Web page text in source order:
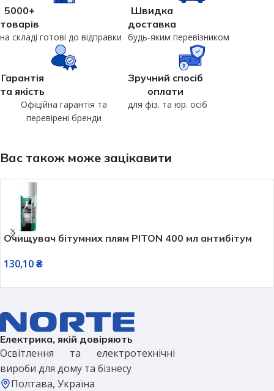
5000+
товарів
на складі готові до відправки
Швидка
доставка
будь-яким перевізником
Гарантія
та якість
Офіційна гарантія та
перевірені бренди
Зручний спосіб
оплати
для фіз. та юр. осіб
Вас також може зацікавити
Очищувач бітумних плям PITON 400 мл антибітум
130,10₴
Електрика, якій довіряють
Освітлення та електротехнічні
вироби для дому та бізнесу
Полтава, Україна